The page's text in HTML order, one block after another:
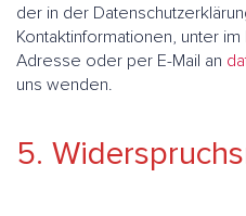
der in der
Kontaktinformationen, unter
Adresse oder per E-Mail an
uns wenden.
5.